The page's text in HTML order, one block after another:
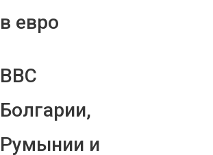
в евро
ВВС
Болгарии,
Румынии и